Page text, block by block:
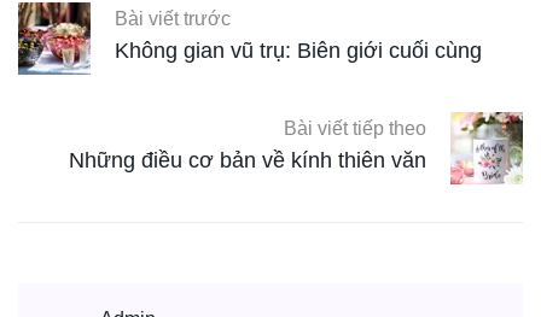
Bài viết trước
Không gian vũ trụ: Biên giới cuối cùng
Bài viết tiếp theo
Những điều cơ bản về kính thiên văn